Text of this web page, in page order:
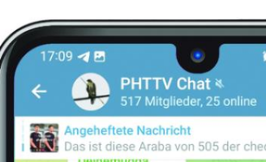
Hinweis öffnen/schließen